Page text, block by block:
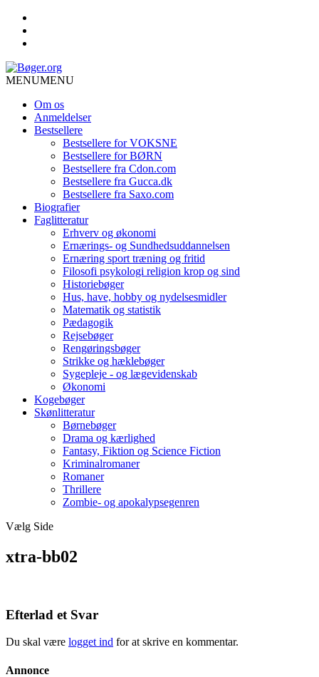
MENUMENU
Om os
Anmeldelser
Bestsellere
Bestsellere for VOKSNE
Bestsellere for BØRN
Bestsellere fra Cdon.com
Bestsellere fra Gucca.dk
Bestsellere fra Saxo.com
Biografier
Faglitteratur
Erhverv og økonomi
Ernærings- og Sundhedsuddannelsen
Ernæring sport træning og fritid
Filosofi psykologi religion krop og sind
Historiebøger
Hus, have, hobby og nydelsesmidler
Matematik og statistik
Pædagogik
Rejsebøger
Rengøringsbøger
Strikke og hæklebøger
Sygepleje - og lægevidenskab
Økonomi
Kogebøger
Skønlitteratur
Børnebøger
Drama og kærlighed
Fantasy, Fiktion og Science Fiction
Kriminalromaner
Romaner
Thrillere
Zombie- og apokalypsegenren
Vælg Side
xtra-bb02
Efterlad et Svar
Du skal være logget ind for at skrive en kommentar.
Annonce